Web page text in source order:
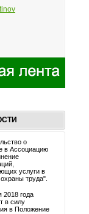
о
в Ассоциацию
услуги в
труда".
2018 года
в силу
в Положение